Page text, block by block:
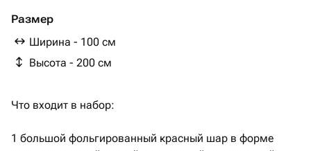
Размер
Ширина - 100 см
Высота - 200 см
Что входит в набор:
1 большой фольгированный красный шар в форме